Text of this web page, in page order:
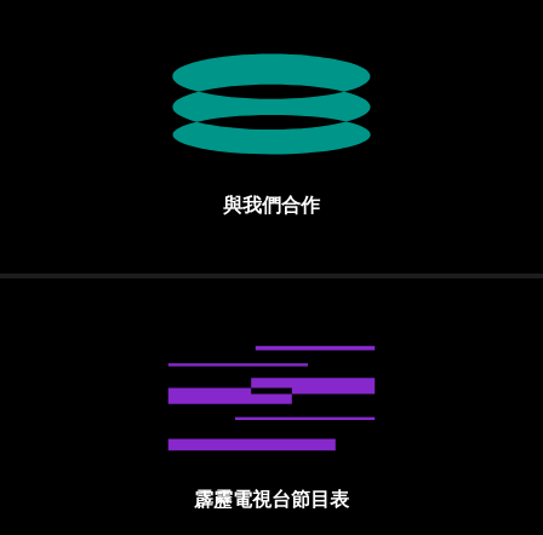
與我們合作
霹靂電視台節目表